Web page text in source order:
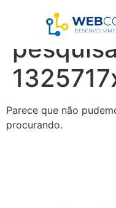
Parece que não
procurando.